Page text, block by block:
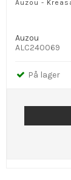
Auzou -
Auzou
ALC240069
På lager